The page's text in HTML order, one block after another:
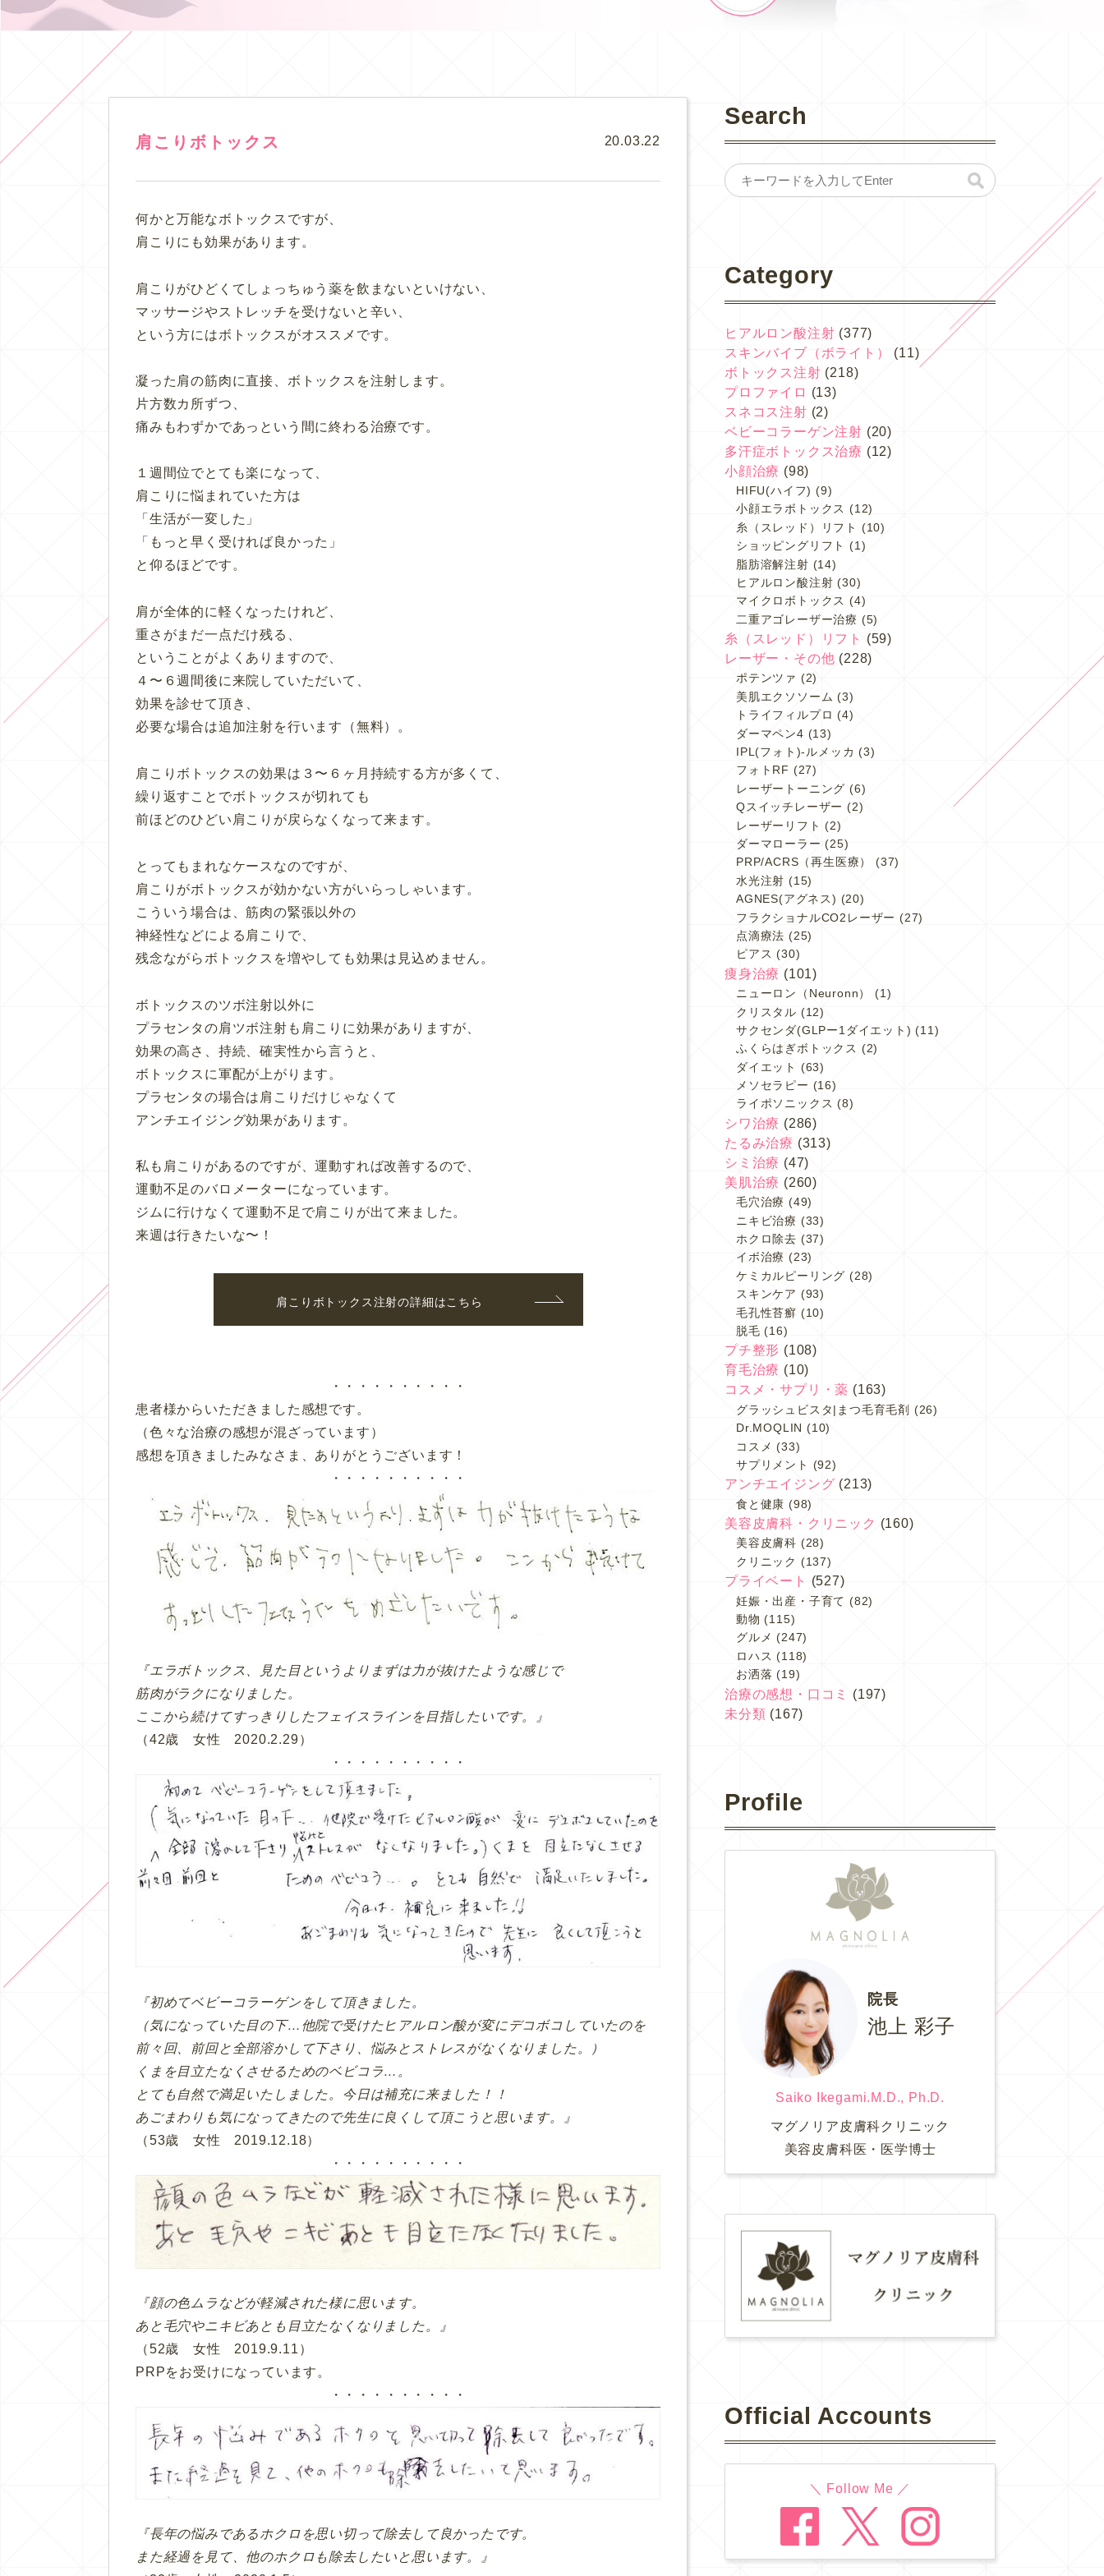
肩こりボトックス 20.03.22
何かと万能なボトックスですが、
肩こりにも効果があります。
肩こりがひどくてしょっちゅう薬を飲まないといけない、
マッサージやストレッチを受けないと辛い、
という方にはボトックスがオススメです。
凝った肩の筋肉に直接、ボトックスを注射します。
片方数カ所ずつ、
痛みもわずかであっという間に終わる治療です。
１週間位でとても楽になって、
肩こりに悩まれていた方は
「生活が一変した」
「もっと早く受ければ良かった」
と仰るほどです。
肩が全体的に軽くなったけれど、
重さがまだ一点だけ残る、
ということがよくありますので、
４〜６週間後に来院していただいて、
効果を診せて頂き、
必要な場合は追加注射を行います（無料）。
肩こりボトックスの効果は３〜６ヶ月持続する方が多くて、
繰り返すことでボトックスが切れても
前ほどのひどい肩こりが戻らなくなって来ます。
とってもまれなケースなのですが、
肩こりがボトックスが効かない方がいらっしゃいます。
こういう場合は、筋肉の緊張以外の
神経性などによる肩こりで、
残念ながらボトックスを増やしても効果は見込めません。
ボトックスのツボ注射以外に
プラセンタの肩ツボ注射も肩こりに効果がありますが、
効果の高さ、持続、確実性から言うと、
ボトックスに軍配が上がります。
プラセンタの場合は肩こりだけじゃなくて
アンチエイジング効果があります。
私も肩こりがあるのですが、運動すれば改善するので、
運動不足のバロメーターになっています。
ジムに行けなくて運動不足で肩こりが出て来ました。
来週は行きたいな〜！
肩こりボトックス注射の詳細はこちら
・・・・・・・・・・
患者様からいただきました感想です。
（色々な治療の感想が混ざっています）
感想を頂きましたみなさま、ありがとうございます！
・・・・・・・・・・
『エラボトックス、見た目というよりまずは力が抜けたような感じで
筋肉がラクになりました。
ここから続けてすっきりしたフェイスラインを目指したいです。』
（42歳 女性 2020.2.29）
・・・・・・・・・・
『初めてベビーコラーゲンをして頂きました。
（気になっていた目の下…他院で受けたヒアルロン酸が変にデコボコしていたのを
前々回、前回と全部溶かして下さり、悩みとストレスがなくなりました。）
くまを目立たなくさせるためのベビコラ…。
とても自然で満足いたしました。今日は補充に来ました！！
あごまわりも気になってきたので先生に良くして頂こうと思います。』
（53歳 女性 2019.12.18）
・・・・・・・・・・
『顔の色ムラなどが軽減された様に思います。
あと毛穴やニキビあとも目立たなくなりました。』
（52歳 女性 2019.9.11）
PRPをお受けになっています。
・・・・・・・・・・
『長年の悩みであるホクロを思い切って除去して良かったです。
また経過を見て、他のホクロも除去したいと思います。』
Search
Category
ヒアルロン酸注射 (377)
スキンバイブ（ボライト）
(11)
ボトックス注射 (218)
プロファイロ (13)
スネコス注射 (2)
ベビーコラーゲン注射 (20)
多汗症ボトックス治療 (12)
小顔治療 (98)
HIFU(ハイフ) (9)
小顔エラボトックス (12)
糸（スレッド）リフト
(10)
ショッピングリフト
(1)
脂肪溶解注射 (14)
ヒアルロン酸注射 (30)
マイクロボトックス (4)
二重アゴレーザー治療 (5)
糸（スレッド）リフト
(59)
レーザー・その他 (228)
ポテンツァ (2)
美肌エクソソーム (3)
トライフィルプロ (4)
ダーマペン4 (13)
IPL(フォト)-ルメッカ (3)
フォトRF (27)
レーザートーニング (6)
Qスイッチレーザー (2)
レーザーリフト (2)
ダーマローラー (25)
PRP/ACRS（再生医療）
(37)
水光注射 (15)
AGNES(アグネス) (20)
フラクショナルCO2レーザー (27)
点滴療法 (25)
ピアス (30)
痩身治療 (101)
ニューロン（Neuronn）
(1)
クリスタル (12)
サクセンダ(GLPー1ダイエット) (11)
ふくらはぎボトックス (2)
ダイエット (63)
メソセラピー (16)
ライポソニックス (8)
シワ治療 (286)
たるみ治療 (313)
シミ治療 (47)
美肌治療 (260)
毛穴治療 (49)
ニキビ治療 (33)
ホクロ除去 (37)
イボ治療 (23)
ケミカルピーリング (28)
スキンケア (93)
毛孔性苔癬 (10)
脱毛 (16)
プチ整形 (108)
育毛治療 (10)
コスメ・サプリ・薬 (163)
グラッシュビスタ|まつ毛育毛剤
(26)
Dr.MOQLIN (10)
コスメ (33)
サプリメント
(92)
アンチエイジング (213)
食と健康 (98)
美容皮膚科・クリニック (160)
美容皮膚科 (28)
クリニック (137)
プライベート (527)
妊娠・出産・子育て (82)
動物 (115)
グルメ (247)
ロハス (118)
お洒落 (19)
治療の感想・口コミ
(197)
未分類 (167)
Profile
院長
池上 彩子
Saiko Ikegami.M.D., Ph.D.
マグノリア皮膚科クリニック
美容皮膚科医・医学博士
Official Accounts
＼ Follow Me ／